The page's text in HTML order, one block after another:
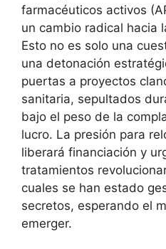
farmacéuticos activos
un cambio radical hacia
Esto no es solo una
una detonación
puertas a proyectos
sanitaria, sepultados
bajo el peso de la
lucro. La presión para
liberará financiación y
tratamientos
cuales se han estado
secretos, esperando el
emerger.